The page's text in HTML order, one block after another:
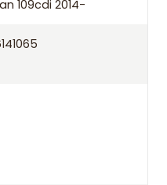
109cdi 2014-